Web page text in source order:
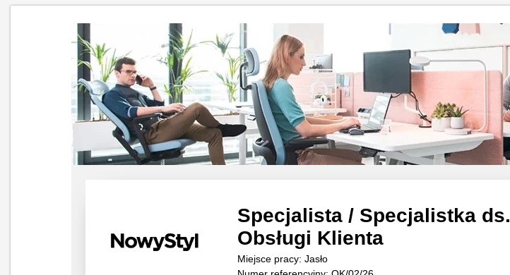
Specjalista / Specjalistka ds.
Obsługi Klienta
Miejsce pracy: Jasło